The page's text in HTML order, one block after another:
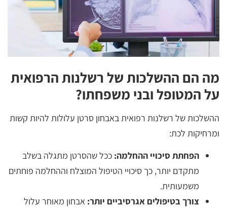
מה הם ההשלכות של רשלנות הרפואית
על המטופל ובני משפחתו?
ההשלכות של רשלנות רפואית באבחון סרטן עלולות להיות קשות
ומרחיקות לכת:
הפחתת סיכויי ההחלמה: ככל שהסרטן מתגלה בשלב
מתקדם יותר, כך סיכויי הטיפול המוצלח וההחלמה פוחתים
משמעותית.
צורך בטיפולים אגרסיביים יותר: אבחון מאוחר עלול